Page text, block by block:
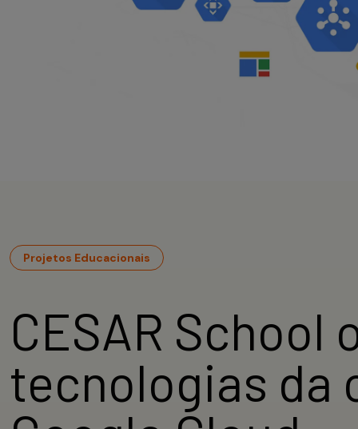
Projetos Educacionais
CESAR
tecnologias da